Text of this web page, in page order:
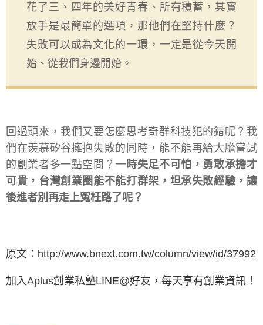
花了三、四年的美好青春、所有積蓄，其實
放手是最簡單的選項，那他們在堅持什麼？
失敗可以成為文化的一環，一定是從今天開
始、從我們身邊開始。
回過頭來，我們又要怎麼思考奇群科技犯的錯呢？我
們在羨慕矽谷擁抱失敗的同時，能不能再給大膽嘗試
的創業者多一點空間？一時失足不可怕，勇敢承擔才
可貴，台灣創業圈能不能打群架，坦承失敗經驗，讓
後進者別再走上冤枉路了呢？
原文：http://www.bnext.com.tw/column/view/id/37992
加入Aplus創業私塾LINE@好友，每天享有創業資訊！